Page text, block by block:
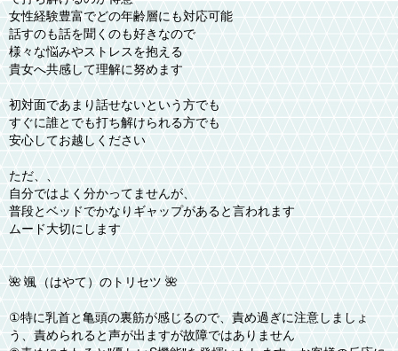
女性経験豊富でどの年齢層にも対応可能
話すのも話を聞くのも好きなので
様々な悩みやストレスを抱える
貴女へ共感して理解に努めます
初対面であまり話せないという方でも
すぐに誰とでも打ち解けられる方でも
安心してお越しください
ただ、、
自分ではよく分かってませんが、
普段とベッドでかなりギャップがあると言われます
ムード大切にします
🌺 颯（はやて）のトリセツ 🌺
①特に乳首と亀頭の裏筋が感じるので、責め過ぎに注意しましょ
う、責められると声が出ますが故障ではありません